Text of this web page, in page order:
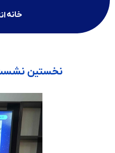
خانه
نخستین نشست